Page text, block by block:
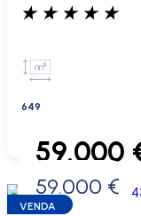
★ ★ ★ ★ ★
649
0 €
59.000
59.000 €
VENDA